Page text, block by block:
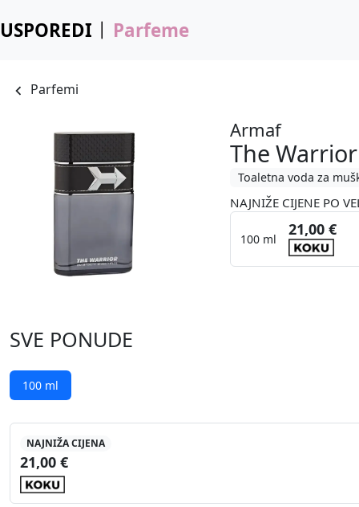
USPOREDI Parfeme
Parfemi
Armaf
The Warrior
Toaletna voda za
NAJNIŽE CIJENE PO
100 ml
21,00 €
SVE PONUDE
100 ml
NAJNIŽA CIJENA
21,00 €